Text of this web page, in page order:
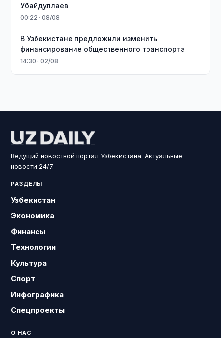
Убайдуллаев
00:22 · 08/08
В Узбекистане предложили изменить
финансирование общественного транспорта
14:30 · 02/08
Ведущий новостной портал Узбекистана. Актуальные
новости 24/7.
РАЗДЕЛЫ
Узбекистан
Экономика
Финансы
Технологии
Культура
Спорт
Инфографика
Спецпроекты
О НАС